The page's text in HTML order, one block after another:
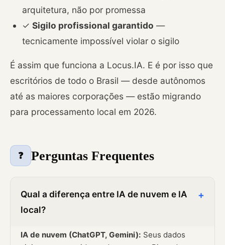
arquitetura, não por promessa
✓ Sigilo profissional garantido —
tecnicamente impossível violar o sigilo
É assim que funciona a Locus.IA. E é por isso que
escritórios de todo o Brasil — desde autônomos
até as maiores corporações — estão migrando
para processamento local em 2026.
❓ Perguntas Frequentes
Qual a diferença entre IA de nuvem e IA
local?
+
IA de nuvem (ChatGPT, Gemini): Seus dados